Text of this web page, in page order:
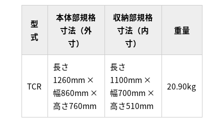
型
式
本体部規格
寸法（外
寸）
収納部規格
寸法（内
寸）
重量
TCR
長さ
1260mm ×
幅860mm ×
高さ760mm
長さ
1100mm ×
幅700mm ×
高さ510mm
20.90kg